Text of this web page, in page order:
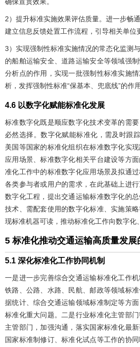
2）提升标准实施效果评估质量。进一步畅
建立信息反馈处置工作流程，引导相关单位
3）实现强制性标准实施情况的常态化监测
的船舶运输安全、道路运输安全等领域强
分析点的作用，实现一批强制性标准实施
析，发挥强制性标准“保基本、兜底线”的作用
4.6 以数字化赋能标准化发展
标准数字化既是顺应数字化技术变革的需
必然选择。数字化赋能标准化，需及时跟
美国等国家的标准化组织在标准数字化实
应用场景、标准数字化相关平台建设等方
准化工作中的标准数字化应用场景及拟通过
各类参与者或用户的需求，在此基础上进
数字化工程，提出交通运输标准数字化的
技术、需配套使用的数字化标准、实施策
现标准机器可读，推动标准化工作向数字化
5 标准化推动交通运输高质量发展
5.1 深化标准化工作协同机制
一是进一步完善综合交通运输标准化工作机
铁路、公路、水路、民航、邮政等领域标
据统计、综合交通运输领域标准制定等方
标准化重大问题。二是行业标准化主管部
主管部门，加强沟通，落实国家标准化最新
国家标准制修订、标准化试点等工作的协